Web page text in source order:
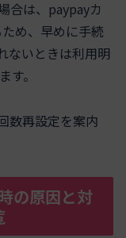
合は、paypayカ
め、早めに手続
ないときは利用明
。
数再設定を案内
の原因と対